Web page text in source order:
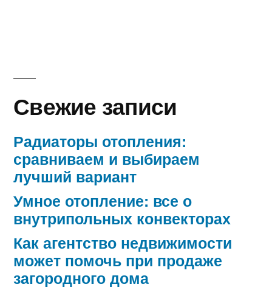
Свежие записи
Радиаторы отопления:
сравниваем и выбираем
лучший вариант
Умное отопление: все о
внутрипольных конвекторах
Как агентство недвижимости
может помочь при продаже
загородного дома